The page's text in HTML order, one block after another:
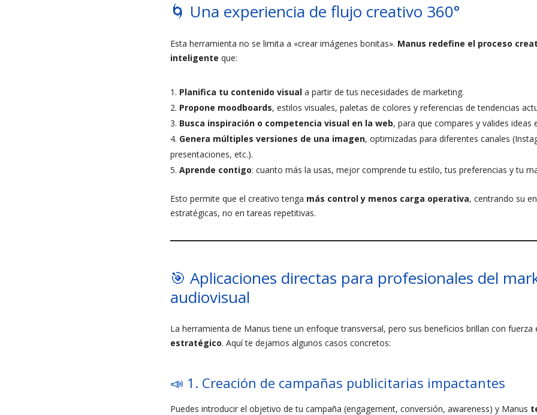
🌀 Una experiencia de flujo creativo 360°
Esta herramienta no se limita a «crear imágenes bonitas». Manus redefine el proceso
inteligente que:
Planifica tu contenido visual a partir de tus necesidades de marketing.
Propone moodboards, estilos visuales, paletas de colores y referencias de tendencias
Busca inspiración o competencia visual en la web, para que compares y valides ideas
Genera múltiples versiones de una imagen, optimizadas para diferentes canales
presentaciones, etc.).
Aprende contigo: cuanto más la usas, mejor comprende tu estilo, tus preferencias y tu
Esto permite que el creativo tenga más control y menos carga operativa, centrando su
estratégicas, no en tareas repetitivas.
🎯 Aplicaciones directas para profesionales del
audiovisual
La herramienta de Manus tiene un enfoque transversal, pero sus beneficios brillan con fuerza
estratégico. Aquí te dejamos algunos casos concretos:
📣 1. Creación de campañas publicitarias impactantes
Puedes introducir el objetivo de tu campaña (engagement, conversión, awareness) y Manus